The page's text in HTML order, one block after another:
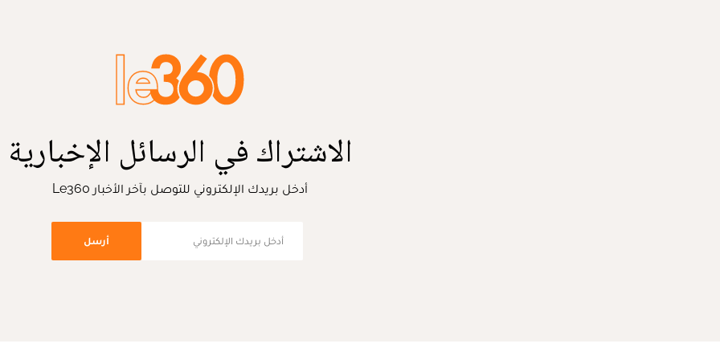
الاشتراك في الرسائل الإخبارية
أدخل بريدك الإلكتروني للتوصل بآخر الأخبار Le360
أرسل